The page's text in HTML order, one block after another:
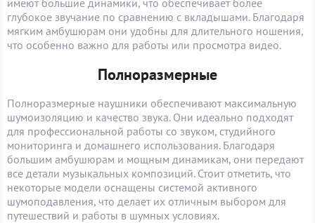
глубокое звучание по сравнению с вкладышами. Благодаря
мягким амбушюрам они удобны для длительного ношения,
что особенно важно для работы или просмотра видео.
Полноразмерные
Полноразмерные наушники обеспечивают максимальную
шумоизоляцию и качество звука. Они идеально подходят
для профессиональной работы со звуком, студийного
мониторинга и домашнего использования. Благодаря
большим амбушюрам и мощным динамикам, они передают
все детали музыкальных композиций. Стоит отметить, что
некоторые модели оснащены системой активного
шумоподавления, что делает их отличным выбором для
путешествий и работы в шумных условиях.